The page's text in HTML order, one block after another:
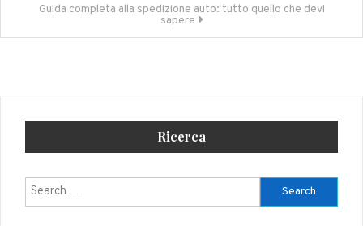
Guida completa alla spedizione auto: tutto quello che devi
sapere
Ricerca
Search
for: